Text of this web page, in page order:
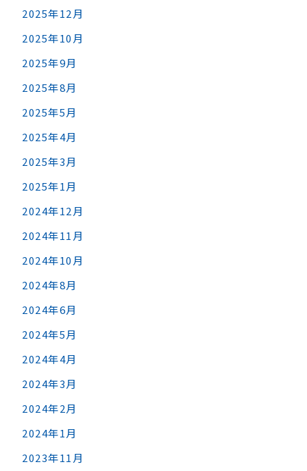
2025年12月
2025年10月
2025年9月
2025年8月
2025年5月
2025年4月
2025年3月
2025年1月
2024年12月
2024年11月
2024年10月
2024年8月
2024年6月
2024年5月
2024年4月
2024年3月
2024年2月
2024年1月
2023年11月